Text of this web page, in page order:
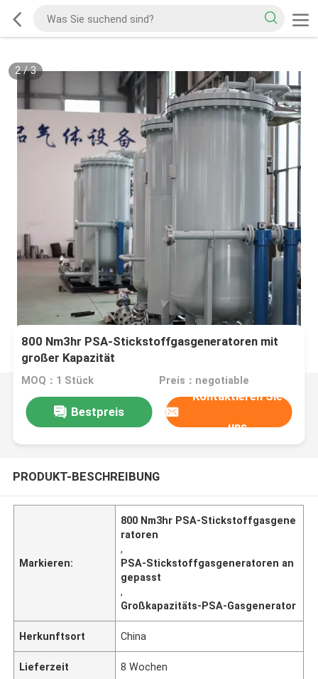
2/3
800 Nm3hr PSA-Stickstoffgasgeneratoren mit
großer Kapazität
MOQ：1 Stück Preis：negotiable
Bestpreis
Kontaktieren Sie
uns
PRODUKT-BESCHREIBUNG
Markieren:
800 Nm3hr PSA-Stickstoffgasgene
ratoren
,
PSA-Stickstoffgasgeneratoren an
gepasst
,
Großkapazitäts-PSA-Gasgenerator
Herkunftsort China
Lieferzeit 8 Wochen